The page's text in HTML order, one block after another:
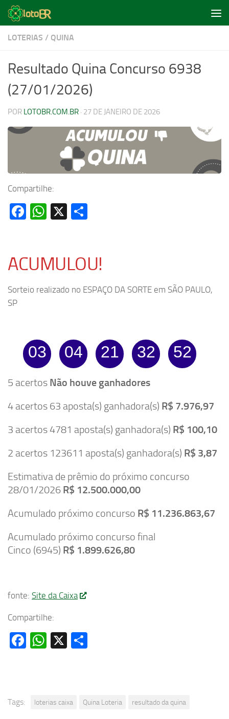
Skip to content
LOTERIAS / QUINA
Resultado Quina Concurso 6938
(27/01/2026)
POR LOTOBR.COM.BR · 27 DE JANEIRO DE 2026
Compartilhe:
Facebook
WhatsApp
X
ACUMULOU!
Sorteio realizado no ESPAÇO DA SORTE em SÃO PAULO,
SP
03 04 21 32 52
5 acertos Não houve ganhadores
4 acertos 63 aposta(s) ganhadora(s) R$ 7.976,97
3 acertos 4781 aposta(s) ganhadora(s) R$ 100,10
2 acertos 123611 aposta(s) ganhadora(s) R$ 3,87
Estimativa de prêmio do próximo concurso
28/01/2026 R$ 12.500.000,00
Acumulado próximo concurso R$ 11.236.863,67
Acumulado próximo concurso final
Cinco (6945) R$ 1.899.626,80
fonte: Site da Caixa
Compartilhe:
Facebook
WhatsApp
X
Tags: loterias caixa Quina Loteria resultado da quina